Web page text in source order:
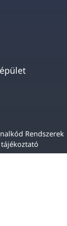
Rendszerek